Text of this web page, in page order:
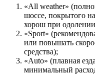
«All weather»
шоссе, покрытого
хорош при
«Sport»
или повышать
средства);
«Auto» (плавная
минимальный